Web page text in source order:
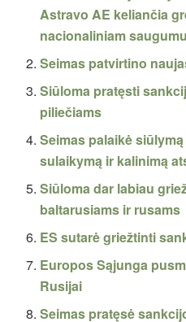
Astravo AE keliančia
nacionaliniam
Seimas patvirtino
Siūloma pratęsti
piliečiams
Seimas palaikė
sulaikymą ir kalinimą
Siūloma dar labiau
baltarusiams ir rusams
ES sutarė griežtinti
Europos Sąjunga
Rusijai
Seimas pratęsė